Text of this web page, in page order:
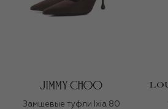
Замшевые туфли Ixia 80